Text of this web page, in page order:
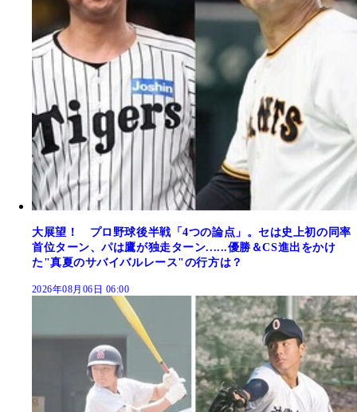
大展望！ プロ野球後半戦「4つの論点」。セは史上初の同率
首位ターン、パは鷹が独走ターン......優勝＆CS進出をかけ
た"真夏のサバイバルレース"の行方は？
2026年08月06日 06:00